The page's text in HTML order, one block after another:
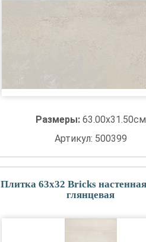
Размеры: 63.00x31.50см
Артикул: 500399
Плитка 63x32 Bricks
глянцевая